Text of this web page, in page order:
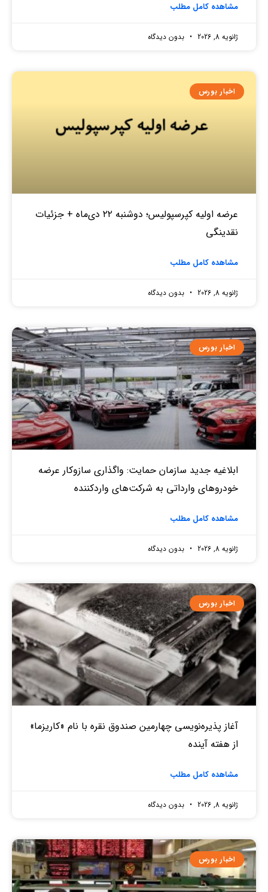
مشاهده کامل مطلب
ژانویه 8, 2026 بدون دیدگاه
اخبار بورس
عرضه اولیه کپرسپولیس؛ دوشنبه ۲۲ دی‌ماه + جزئیات
نقدینگی
مشاهده کامل مطلب
ژانویه 8, 2026 بدون دیدگاه
اخبار بورس
ابلاغیه جدید سازمان حمایت: واگذاری سازوکار عرضه
خودروهای وارداتی به شرکت‌های واردکننده
مشاهده کامل مطلب
ژانویه 8, 2026 بدون دیدگاه
اخبار بورس
آغاز پذیره‌نویسی چهارمین صندوق نقره‌ با نام «کاریزما»
از هفته آینده
مشاهده کامل مطلب
ژانویه 8, 2026 بدون دیدگاه
اخبار بورس